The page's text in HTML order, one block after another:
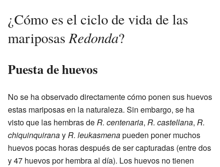
¿Cómo es el ciclo de vida de las
mariposasRedonda?
Puesta de huevos
No se ha observado directamente cómo ponen sus huevos
estas mariposas en la naturaleza. Sin embargo, se ha
visto que las hembras deR. centenaria, R. castellana, R.
chiquinquiranayR. leukasmenapueden poner muchos
huevos pocas horas después de ser capturadas (entre dos
y 47 huevos por hembra al día). Los huevos no tienen